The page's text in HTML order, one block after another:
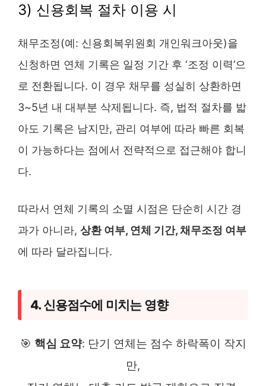
3) 신용회복 절차 이용 시
채무조정(예: 신용회복위원회 개인워크아웃)을
신청하면 연체 기록은 일정 기간 후 ‘조정 이력’으
로 전환됩니다. 이 경우 채무를 성실히 상환하면
3~5년 내 대부분 삭제됩니다. 즉, 법적 절차를 밟
아도 기록은 남지만, 관리 여부에 따라 빠른 회복
이 가능하다는 점에서 전략적으로 접근해야 합니
다.
따라서 연체 기록의 소멸 시점은 단순히 시간 경
과가 아니라, 상환 여부, 연체 기간, 채무조정 여부
에 따라 달라집니다.
4. 신용점수에 미치는 영향
🎯 핵심 요약: 단기 연체는 점수 하락폭이 작지
만,